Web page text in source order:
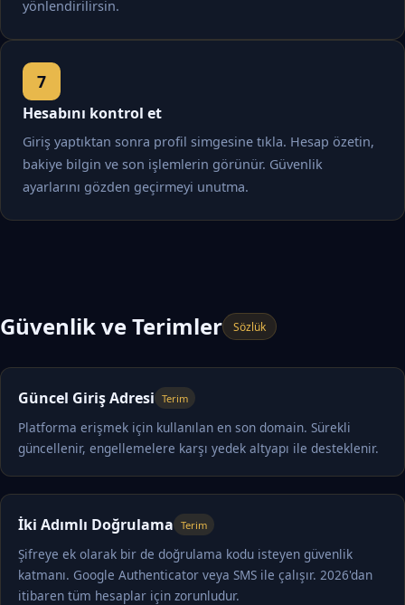
yönlendirilirsin.
Hesabını kontrol et
Giriş yaptıktan sonra profil simgesine tıkla. Hesap özetin,
bakiye bilgin ve son işlemlerin görünür. Güvenlik
ayarlarını gözden geçirmeyi unutma.
Güvenlik ve Terimler Sözlük
Güncel Giriş Adresi Terim
Platforma erişmek için kullanılan en son domain. Sürekli
güncellenir, engellemelere karşı yedek altyapı ile desteklenir.
İki Adımlı Doğrulama Terim
Şifreye ek olarak bir de doğrulama kodu isteyen güvenlik
katmanı. Google Authenticator veya SMS ile çalışır. 2026'dan
itibaren tüm hesaplar için zorunludur.